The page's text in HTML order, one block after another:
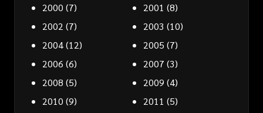
2000 (7) 2001 (8)
2002 (7) 2003 (10)
2004(12) 2005 (7)
2006 (6) 2007 (3)
2008 (5) 2009 (4)
2010 (9) 2011 (5)